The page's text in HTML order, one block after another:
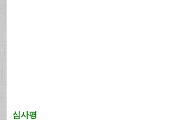
심사평